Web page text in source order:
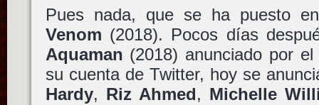
Pues nada, que se ha puesto
Venom (2018). Pocos días
Aquaman (2018) anunciado por
su cuenta de Twitter, hoy se
Hardy, Riz Ahmed, Michelle